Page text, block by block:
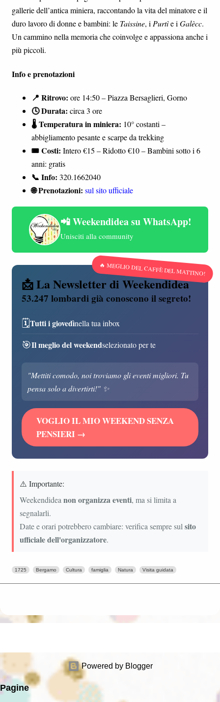
gallerie dell’antica miniera, raccontando la vita del minatore e il
duro lavoro di donne e bambini: le Taissine, iPurtìe iGalècc.
Un cammino nella memoria che coinvolge e appassiona anche i
più piccoli.
Info e prenotazioni
📍 Ritrovo: ore 14:50 – Piazza Bersaglieri, Gorno
🕓 Durata: circa 3 ore
🌡️ Temperatura in miniera: 10° costanti –
abbigliamento pesante e scarpe da trekking
🎟️ Costi: Intero €15 – Ridotto €10 – Bambini sotto i 6
anni: gratis
📞 Info: 320.1662040
🌐 Prenotazioni: sul sito ufficiale
📲 Weekendidea su WhatsApp!
Unisciti alla community
🔥 MEGLIO DEL CAFFÈ DEL MATTINO!
📩 La Newsletter di Weekendidea
53.247 lombardi già conoscono il segreto!
🗓️Tutti i giovedìnella tua inbox
🎯Il meglio del weekendselezionato per te
"Mettiti comodo, noi troviamo gli eventi migliori. Tu
pensa solo a divertirti!" ✨
VOGLIO IL MIO WEEKEND SENZA
PENSIERI →
⚠️ Importante:
Weekendidea non organizza eventi, ma si limita a
segnalarli.
Date e orari potrebbero cambiare: verifica sempre sul sito
ufficiale dell'organizzatore.
1725 Bergamo Cultura famiglia Natura Visita guidata
Powered by Blogger
Pagine